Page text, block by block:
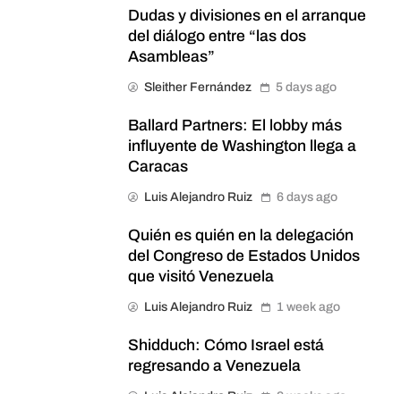
Dudas y divisiones en el arranque
del diálogo entre “las dos
Asambleas”
Sleither Fernández 5 days ago
Ballard Partners: El lobby más
influyente de Washington llega a
Caracas
Luis Alejandro Ruiz 6 days ago
Quién es quién en la delegación
del Congreso de Estados Unidos
que visitó Venezuela
Luis Alejandro Ruiz 1 week ago
Shidduch: Cómo Israel está
regresando a Venezuela